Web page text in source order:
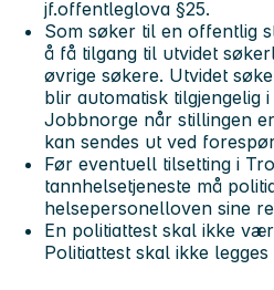
jf.offentleglova §25.
Som søker til en offentlig
å få tilgang til utvidet
øvrige søkere. Utvidet
blir automatisk tilgjengelig
Jobbnorge når stillingen
kan sendes ut ved
Før eventuell tilsetting i
tannhelsetjeneste må
helsepersonelloven sine
En politiattest skal ikke
Politiattest skal ikke